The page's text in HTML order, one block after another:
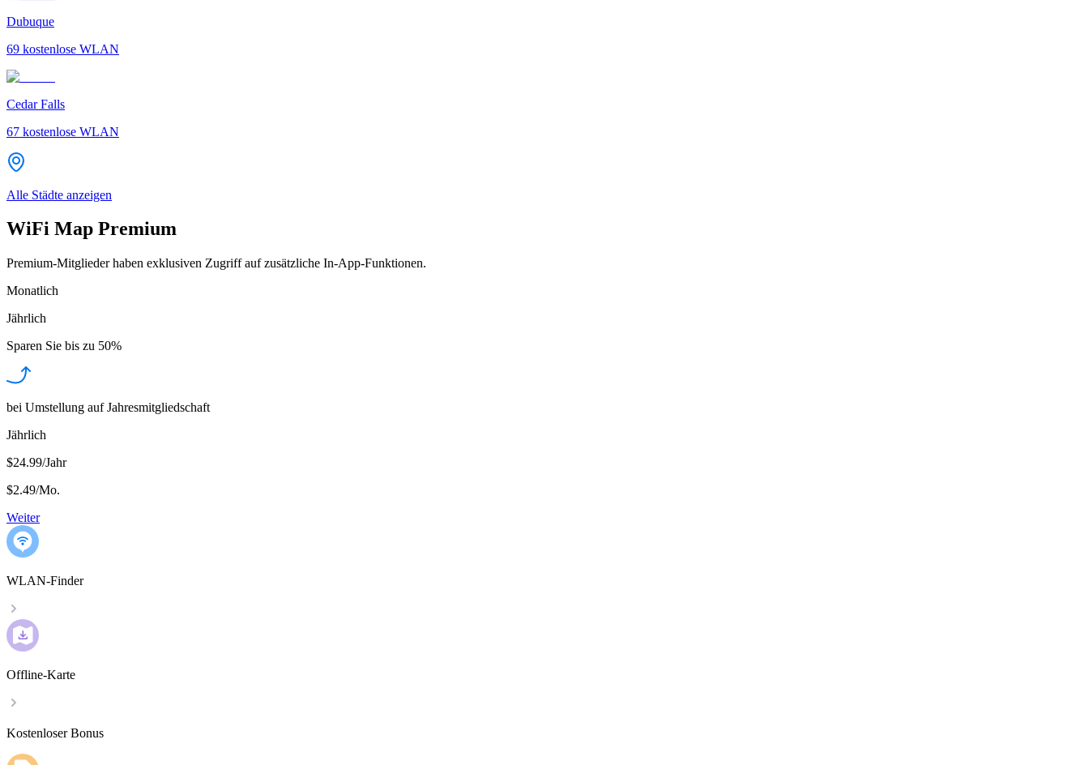
Dubuque
69 kostenlose WLAN
Cedar Falls
67 kostenlose WLAN
Alle Städte anzeigen
WiFi Map Premium
Premium-Mitglieder haben exklusiven Zugriff auf zusätzliche In-App-Funktionen.
Monatlich
Jährlich
Sparen Sie bis zu 50%
bei Umstellung auf Jahresmitgliedschaft
Jährlich
$24.99/Jahr
$2.49/Mo.
Weiter
WLAN-Finder
Offline-Karte
Kostenloser Bonus